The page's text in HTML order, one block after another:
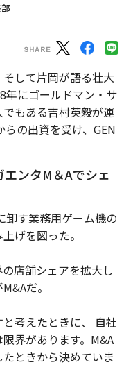
して片岡が語る壮大
年にゴールドマン・サ
もある吉村英毅が運
の出資を受け、GEN
ンタM＆Aでシェ
卸す業務用ゲーム機の
げを図った。
店舗シェアを拡大し
だ。
と考えたときに、 自社
界があります。M&A
ときから決めていま